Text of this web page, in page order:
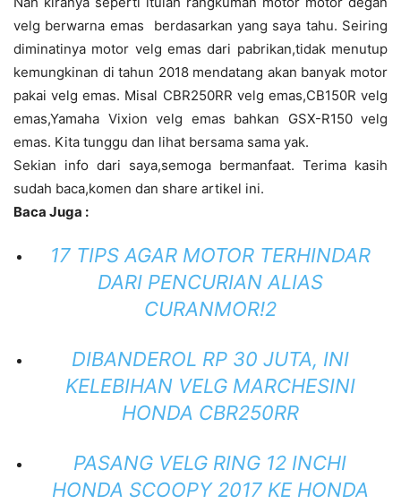
velg berwarna emas berdasarkan yang saya tahu. Seiring
diminatinya motor velg emas dari pabrikan,tidak menutup
kemungkinan di tahun 2018 mendatang akan banyak motor
pakai velg emas. Misal CBR250RR velg emas,CB150R velg
emas,Yamaha Vixion velg emas bahkan GSX-R150 velg
emas. Kita tunggu dan lihat bersama sama yak.
Sekian info dari saya,semoga bermanfaat. Terima kasih
sudah baca,komen dan share artikel ini.
Baca Juga :
17 TIPS AGAR MOTOR TERHINDAR
DARI PENCURIAN ALIAS
CURANMOR!2
DIBANDEROL RP 30 JUTA, INI
KELEBIHAN VELG MARCHESINI
HONDA CBR250RR
PASANG VELG RING 12 INCHI
HONDA SCOOPY 2017 KE HONDA